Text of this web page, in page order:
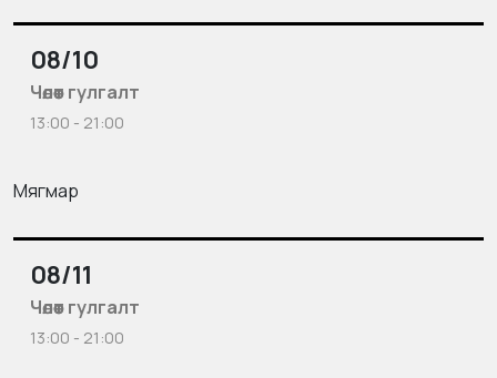
08/10
Чөлөөт гулгалт
13:00 - 21:00
Мягмар
08/11
Чөлөөт гулгалт
13:00 - 21:00